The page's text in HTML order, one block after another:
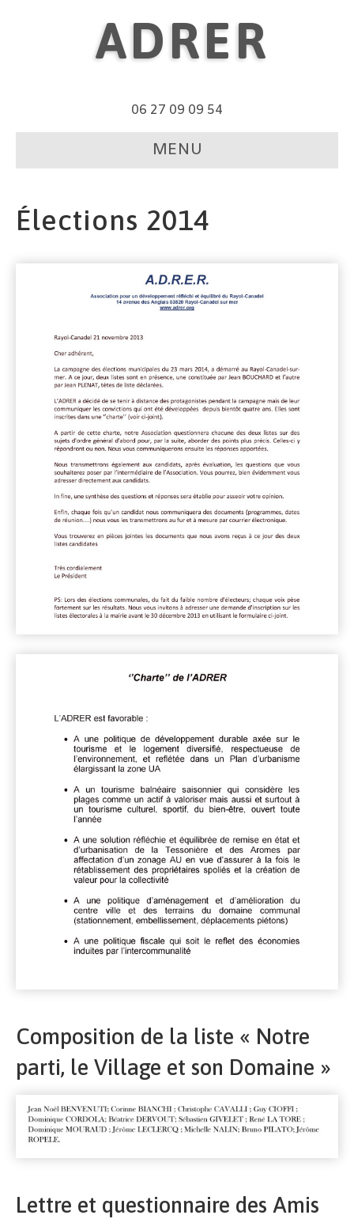
ADRER
06 27 09 09 54
MENU
Élections 2014
Composition de la liste « Notre
parti, le Village et son Domaine »
Lettre et questionnaire des Amis